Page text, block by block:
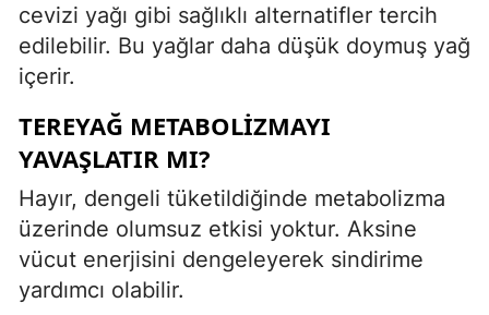
cevizi yağı gibi sağlıklı alternatifler tercih
edilebilir. Bu yağlar daha düşük doymuş yağ
içerir.
TEREYAĞ METABOLIZMAYI
YAVAŞLATIR MI?
Hayır, dengeli tüketildiğinde metabolizma
üzerinde olumsuz etkisi yoktur. Aksine
vücut enerjisini dengeleyerek sindirime
yardımcı olabilir.